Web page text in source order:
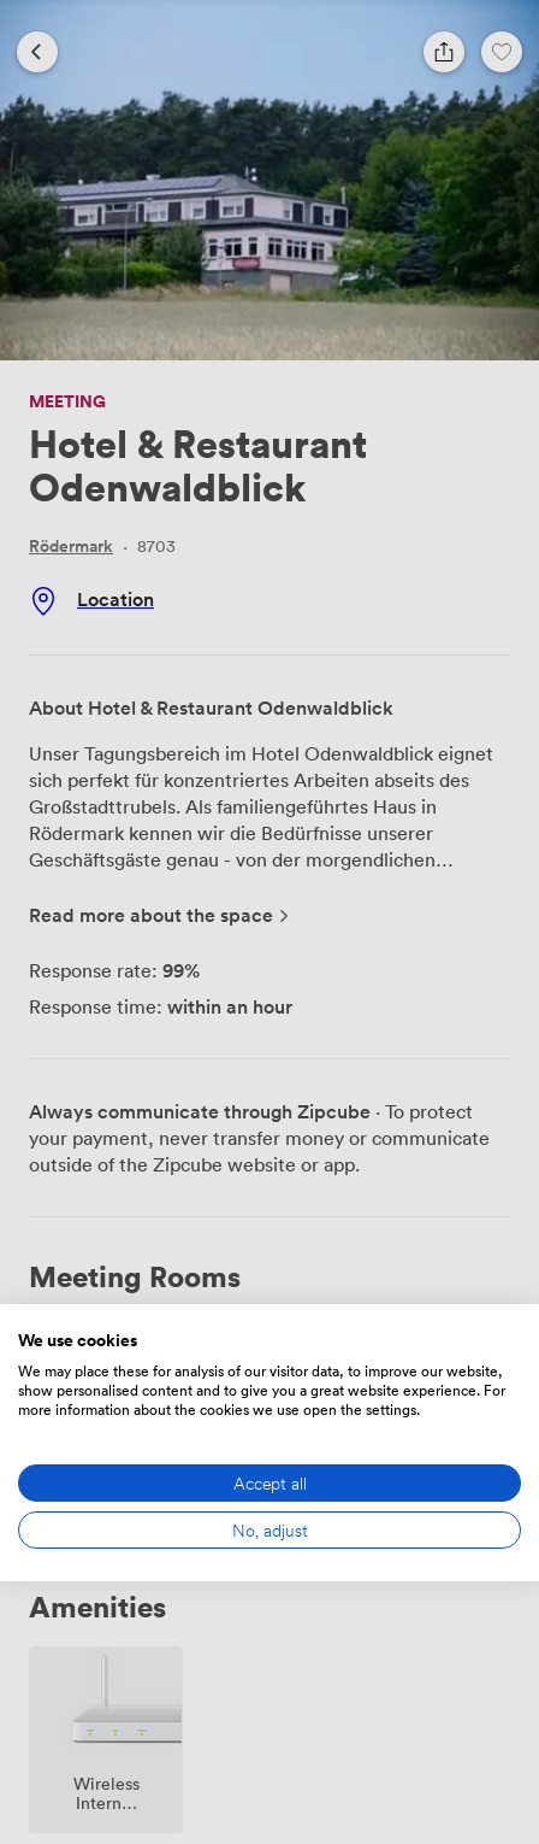
MEETING
Hotel & Restaurant
Odenwaldblick
Rödermark · 8703
Location
About Hotel & Restaurant Odenwaldblick
Unser Tagungsbereich im Hotel Odenwaldblick eignet
sich perfekt für konzentriertes Arbeiten abseits des
Großstadttrubels. Als familiengeführtes Haus in
Rödermark kennen wir die Bedürfnisse unserer
Geschäftsgäste genau - von der morgendlichen
flexible Tagungsräume bieten wir Ihnen, die jeweils bis
haben wir bewusst modern gehalten: Beamer,
Grundausstattung. Unsere Mitarbeiter unterstützen Sie
Tagungsgästen zur Verfügung. Jedes verfügt über eine
Minibar, einen Wasserkocher und ein eigenes Bad -
praktisch, wenn Teilnehmer über Nacht bleiben.
Biergarten. Hier lassen sich Gespräche in lockerer
Atmosphäre fortsetzen oder neue Kontakte knüpfen.
Die Anbindung nach Frankfurt dauert nur wenige
Minuten mit dem Auto - ideal für Teilnehmer aus der
Metropolregion. Kostenfreie Parkplätze stehen direkt
am Haus zur Verfügung, auch eine Ladestation für
Strategiemeeting oder Produktpräsentation - wir
passen unsere Räume an Ihre Bedürfnisse an. Auch
Hochzeiten und Familienfeiern richten wir aus, wobei
die persönliche Note unseres Familienbetriebs
Rödermark ermöglicht fokussiertes Arbeiten, während
Read more about the space
Response rate: 99%
Response time: within an hour
Always communicate through Zipcube · To protect
your payment, never transfer money or communicate
outside of the Zipcube website or app.
Meeting Rooms
Hesser·From 18 to 80 people
224
Choose
Amenities
Wireless
Internet
We use cookies
We may place these for analysis of our visitor data, to improve our website,
show personalised content and to give you a great website experience. For
more information about the cookies we use open the settings.
Accept all
No, adjust